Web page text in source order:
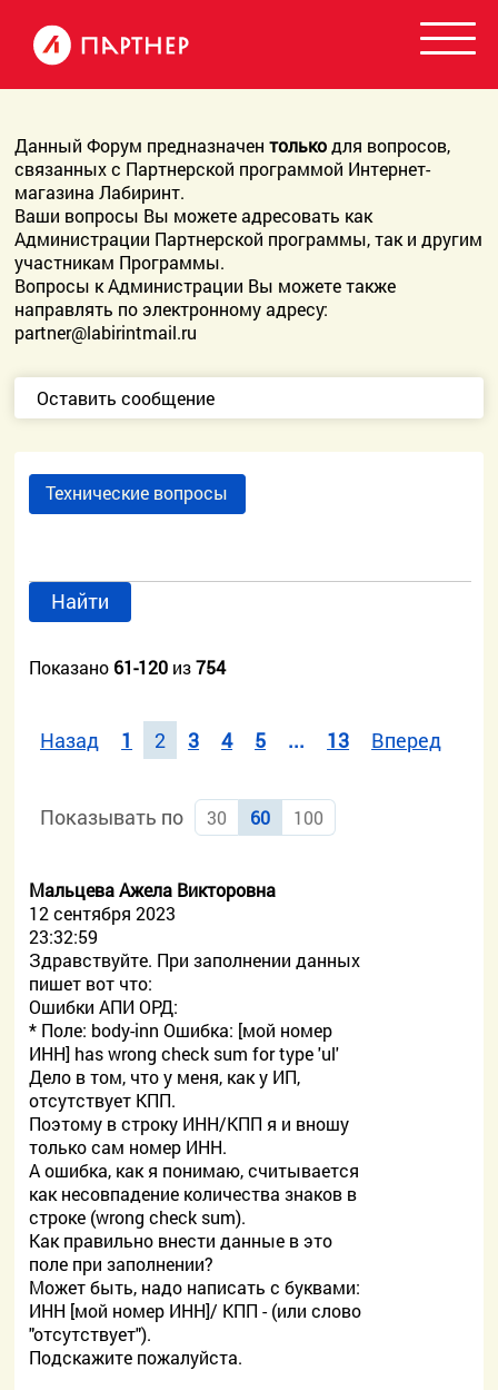
Данный Форум предназначентолькодля вопросов,
связанных с Партнерской программой Интернет-
магазина Лабиринт.
Ваши вопросы Вы можете адресовать как
Администрации Партнерской программы, так и другим
участникам Программы.
Вопросы к Администрации Вы можете также
направлять по электронному адресу:
partner@labirintmail.ru
Оставить сообщение
Технические вопросы
Найти
Показано 61-120 из754
Назад 1 2 3 4 5 ... 13 Вперед
Показывать по 30 60 100
Мальцева Ажела Викторовна
12 сентября 2023
23:32:59
Здравствуйте. При заполнении данных
пишет вот что:
Ошибки АПИ ОРД:
* Поле: body-inn Ошибка: [мой номер
ИНН] has wrong check sum for type 'ul'
Дело в том, что у меня, как у ИП,
отсутствует КПП.
Поэтому в строку ИНН/КПП я и вношу
только сам номер ИНН.
А ошибка, как я понимаю, считывается
как несовпадение количества знаков в
строке (wrong check sum).
Как правильно внести данные в это
поле при заполнении?
Может быть, надо написать с буквами:
ИНН [мой номер ИНН]/ КПП - (или слово
"отсутствует").
Подскажите пожалуйста.